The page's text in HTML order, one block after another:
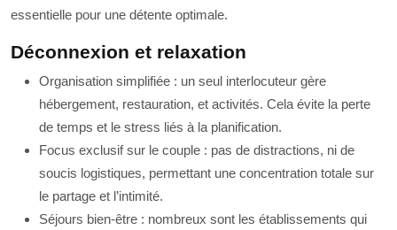
essentielle pour une détente optimale.
Déconnexion et relaxation
Organisation simplifiée : un seul interlocuteur gère
hébergement, restauration, et activités. Cela évite la perte
de temps et le stress liés à la planification.
Focus exclusif sur le couple : pas de distractions, ni de
soucis logistiques, permettant une concentration totale sur
le partage et l’intimité.
Séjours bien-être : nombreux sont les établissements qui